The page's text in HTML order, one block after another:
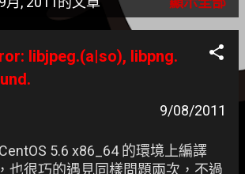
libjpeg.(a|so), libpng.
9/08/2011
5.6 x86_64 的環境上編譯
也很巧的遇見同樣問題兩次，不過